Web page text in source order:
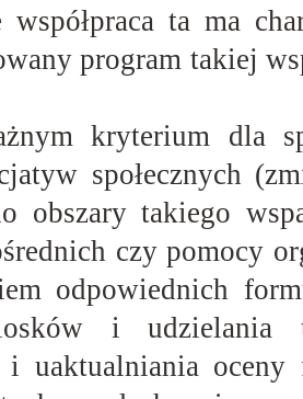
współpraca ta ma
program takiej
kryterium dla
społecznych
obszary takiego
czy pomocy
odpowiednich
i
i uaktualniania